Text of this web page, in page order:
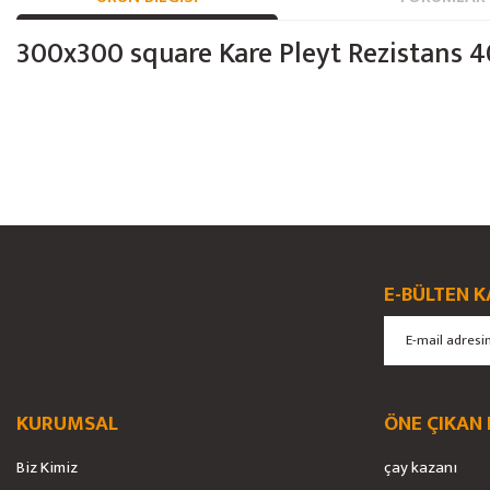
300x300 square Kare Pleyt Rezistans
Görüş ve önerileriniz için teşekkür ederiz.
E-BÜLTEN
KURUMSAL
Biz Kimiz
ÖNE ÇIKAN
çay kazanı